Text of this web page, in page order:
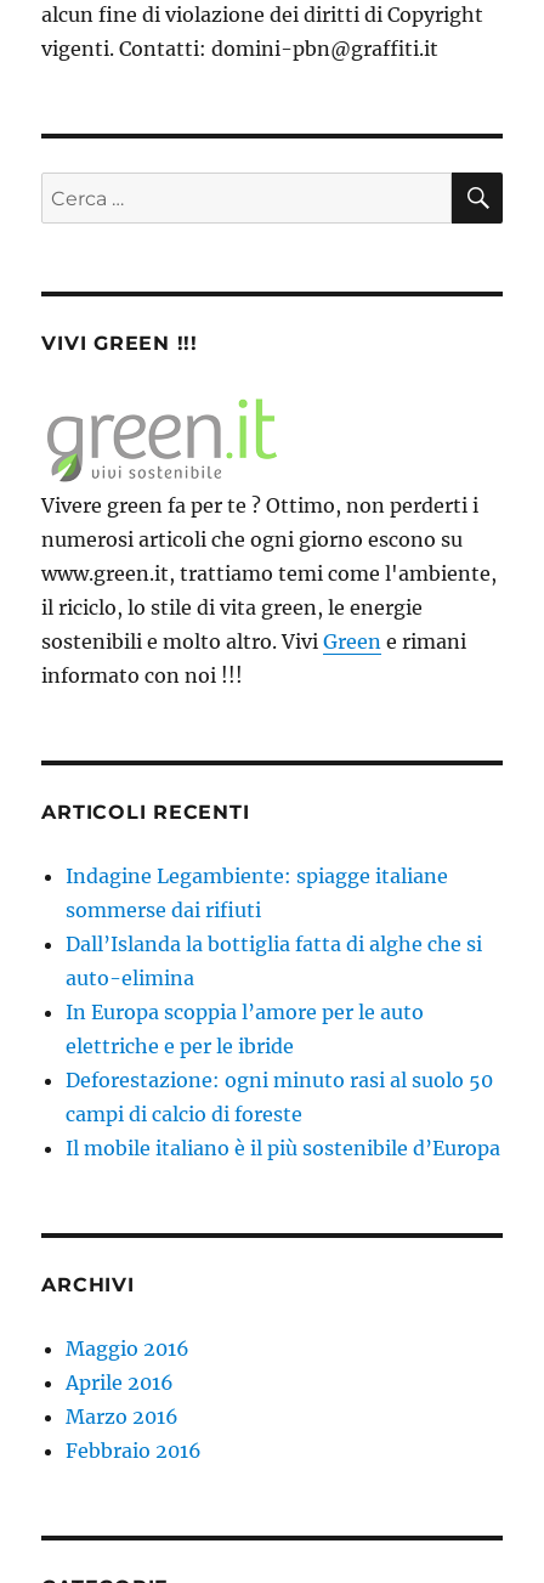
alcun fine di violazione dei diritti di Copyright
vigenti. Contatti: domini-pbn@graffiti.it
Cerca:
VIVI GREEN !!!
Vivere green fa per te ? Ottimo, non perderti i
numerosi articoli che ogni giorno escono su
www.green.it, trattiamo temi come l'ambiente,
il riciclo, lo stile di vita green, le energie
sostenibili e molto altro. ViviGreen e rimani
informato con noi !!!
ARTICOLI RECENTI
Indagine Legambiente: spiagge italiane
sommerse dai rifiuti
Dall’Islanda la bottiglia fatta di alghe che si
auto-elimina
In Europa scoppia l’amore per le auto
elettriche e per le ibride
Deforestazione: ogni minuto rasi al suolo 50
campi di calcio di foreste
Il mobile italiano è il più sostenibile d’Europa
ARCHIVI
Maggio 2016
Aprile 2016
Marzo 2016
Febbraio 2016